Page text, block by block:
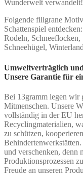
Wunderwelt verwandelt!
Folgende filigrane
Schattenspiel
Rodeln, Schneeflocken,
Schneehügel,
Umweltverträglich
Unsere Garantie für
Bei 13gramm legen wir
Mitmenschen. Unsere
vollständig in der EU
Recyclingmaterialien,
zu schützen,
und verschenken, denn
Produktionsprozessen
Freude an unseren